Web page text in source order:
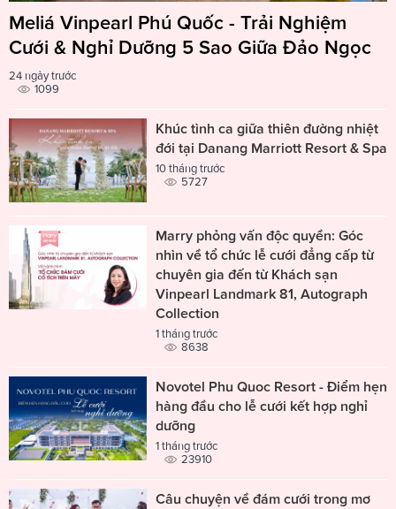
Meliá Vinpearl Phú Quốc - Trải Nghiệm
Cưới & Nghỉ Dưỡng 5 Sao Giữa Đảo Ngọc
24 ngày trước
1099
Khúc tình ca giữa thiên đường nhiệt
đới tại Danang Marriott Resort & Spa
10 tháng trước
5727
Marry phỏng vấn độc quyền: Góc
nhìn về tổ chức lễ cưới đẳng cấp từ
chuyên gia đến từ Khách sạn
Vinpearl Landmark 81, Autograph
Collection
1 tháng trước
8638
Novotel Phu Quoc Resort - Điểm hẹn
hàng đầu cho lễ cưới kết hợp nghỉ
dưỡng
1 tháng trước
23910
Câu chuyện về đám cưới trong mơ